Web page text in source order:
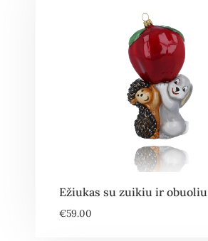
Ežiukas su zuikiu ir obuoliu
€59.00